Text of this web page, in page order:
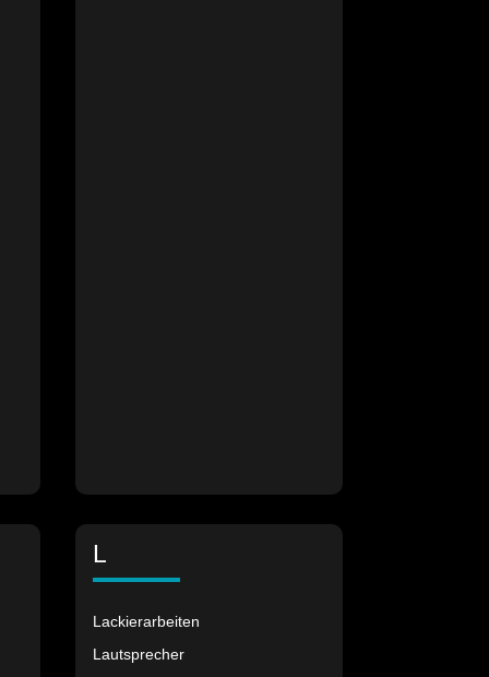
L
Lackierarbeiten
Lautsprecher